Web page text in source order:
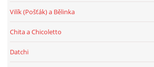
Vilík (Pošťák) a Bělinka
Chita a Chicoletto
Datchi